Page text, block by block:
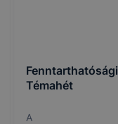
Fenntarthatósági
Témahét
A